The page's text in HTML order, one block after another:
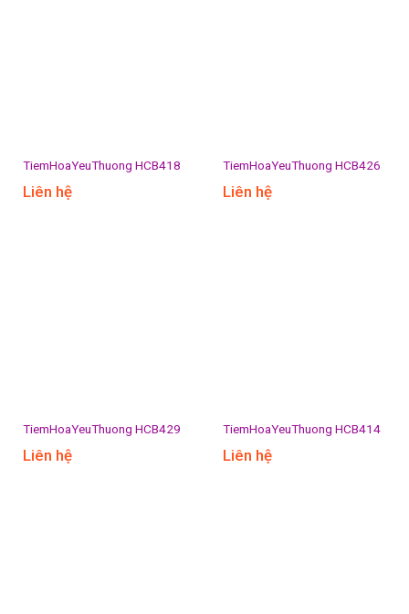
TiemHoaYeuThuong HCB418
Liên hệ
TiemHoaYeuThuong HCB426
Liên hệ
TiemHoaYeuThuong HCB429
Liên hệ
TiemHoaYeuThuong HCB414
Liên hệ